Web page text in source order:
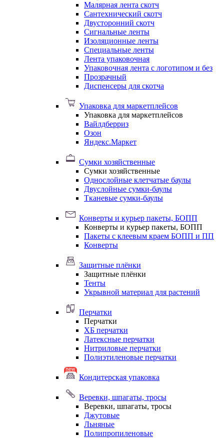
Малярная лента скотч
Сантехнический скотч
Двусторонний скотч
Сигнальные ленты
Изоляционные ленты
Специальные ленты
Лента упаковочная
Упаковочная лента с логотипом и без
Прозрачный
Диспенсеры для скотча
Упаковка для маркетплейсов
Упаковка для маркетплейсов
Вайлдберриз
Озон
Яндекс.Маркет
Сумки хозяйственные
Сумки хозяйственные
Однослойные клетчатые баулы
Двуслойные сумки-баулы
Тканевые сумки-баулы
Конверты и курьер пакеты, БОПП
Конверты и курьер пакеты, БОПП
Пакеты с клеевым краем БОПП и ПП
Конверты
Защитные плёнки
Защитные плёнки
Тенты
Укрывной материал для растений
Перчатки
Перчатки
ХБ перчатки
Латексные перчатки
Нитриловые перчатки
Полиэтиленовые перчатки
Кондитерская упаковка
Веревки, шпагаты, тросы
Веревки, шпагаты, тросы
Джутовые
Льняные
Полипропиленовые